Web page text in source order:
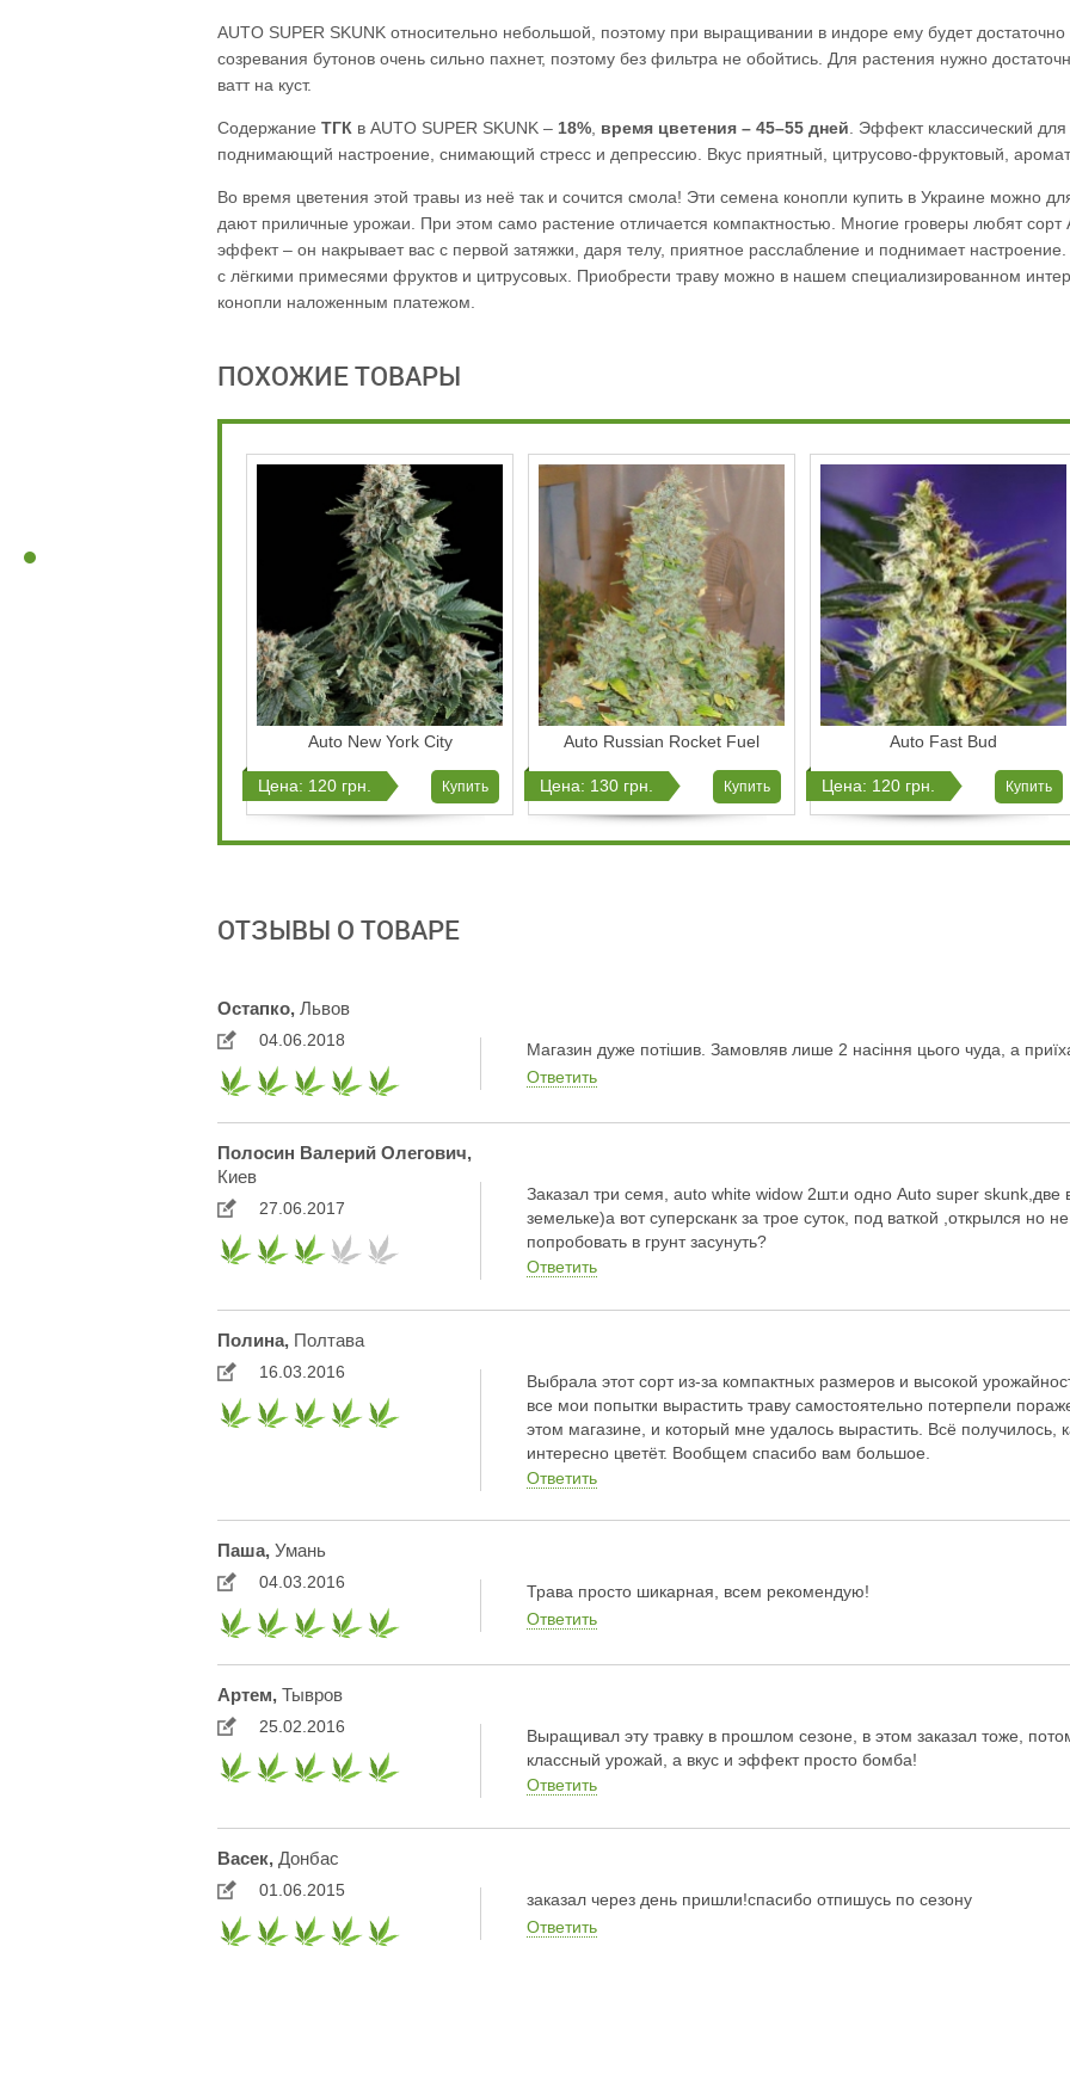
AUTO SUPER SKUNK относительно небольшой, поэтому при выращивании в индоре ему будет
созревания бутонов очень сильно пахнет, поэтому без фильтра не обойтись. Для растения нужно
ватт на куст.
Содержание ТГК в AUTO SUPER SKUNK – 18%, время цветения – 45–55 дней. Эффект классический
поднимающий настроение, снимающий стресс и депрессию. Вкус приятный, цитрусово-фруктовый,
Во время цветения этой травы из неё так и сочится смола! Эти семена конопли купить в Украине можно
дают приличные урожаи. При этом само растение отличается компактностью. Многие гроверы любят
эффект – он накрывает вас с первой затяжки, даря телу, приятное расслабление и поднимает настроение.
с лёгкими примесями фруктов и цитрусовых. Приобрести траву можно в нашем специализированном
конопли наложенным платежом.
ПОХОЖИЕ ТОВАРЫ
Auto New York City
Цена: 120 грн. Купить
Auto Russian Rocket Fuel
Цена: 130 грн. Купить
Auto Fast Bud
Цена: 120 грн. Купить
ОТЗЫВЫ О ТОВАРЕ
Остапко, Львов
04.06.2018
Магазин дуже потішив. Замовляв лише 2 насіння цього чуда, а
Ответить
Полосин Валерий Олегович,
Киев
27.06.2017
Заказал три семя, auto white widow 2шт.и одно Auto super
земельке)а вот суперсканк за трое суток, под ваткой ,открылся но
попробовать в грунт засунуть?
Ответить
Полина, Полтава
16.03.2016
Выбрала этот сорт из-за компактных размеров и высокой
все мои попытки вырастить траву самостоятельно потерпели
этом магазине, и который мне удалось вырастить. Всё получилось,
интересно цветёт. Вообщем спасибо вам большое.
Ответить
Паша, Умань
04.03.2016
Трава просто шикарная, всем рекомендую!
Ответить
Артем, Тывров
25.02.2016
Выращивал эту травку в прошлом сезоне, в этом заказал тоже,
классный урожай, а вкус и эффект просто бомба!
Ответить
Васек, Донбас
01.06.2015
заказал через день пришли!спасибо отпишусь по сезону
Ответить